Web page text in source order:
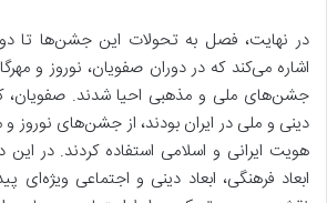
در نهایت، فصل به تحولات این جشن‌ها تا
اشاره می‌کند که در دوران صفویان، نوروز و
جشن‌های ملی و مذهبی احیا شدند. صفویان،
دینی و ملی در ایران بودند، از جشن‌های نوروز و
هویت ایرانی و اسلامی استفاده کردند. در
ابعاد فرهنگی، ابعاد دینی و اجتماعی ویژه‌ای